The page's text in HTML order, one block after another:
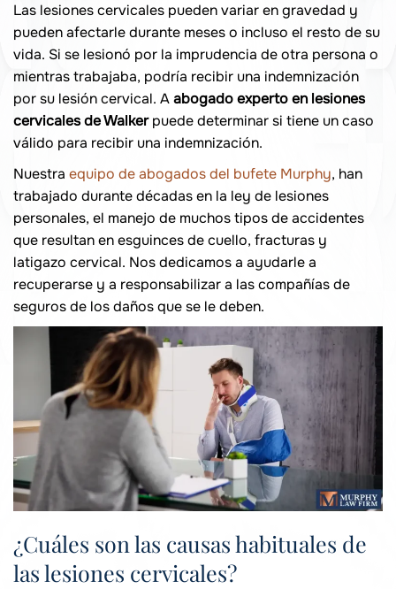
Las lesiones cervicales pueden variar en gravedad y
pueden afectarle durante meses o incluso el resto de su
vida. Si se lesionó por la imprudencia de otra persona o
mientras trabajaba, podría recibir una indemnización
por su lesión cervical. Aabogado experto en lesiones
cervicales de Walkerpuede determinar si tiene un caso
válido para recibir una indemnización.
Nuestra equipo de abogados del bufete Murphy, han
trabajado durante décadas en la ley de lesiones
personales, el manejo de muchos tipos de accidentes
que resultan en esguinces de cuello, fracturas y
latigazo cervical. Nos dedicamos a ayudarle a
recuperarse y a responsabilizar a las compañías de
seguros de los daños que se le deben.
¿Cuáles son las causas habituales de
las lesiones cervicales?